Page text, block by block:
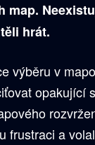
map.
hrát.
výběru v
opakující
frustraci a